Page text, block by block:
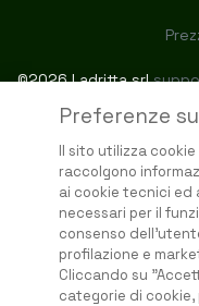
Preferenze
Il sito utilizza
raccolgono
ai cookie tecnici
necessari per il
consenso
profilazione e
Cliccando su
categorie di
©2026 Ladritta srl